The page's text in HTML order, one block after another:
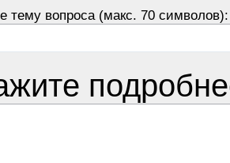
тему вопроса (макс. 70 символов):